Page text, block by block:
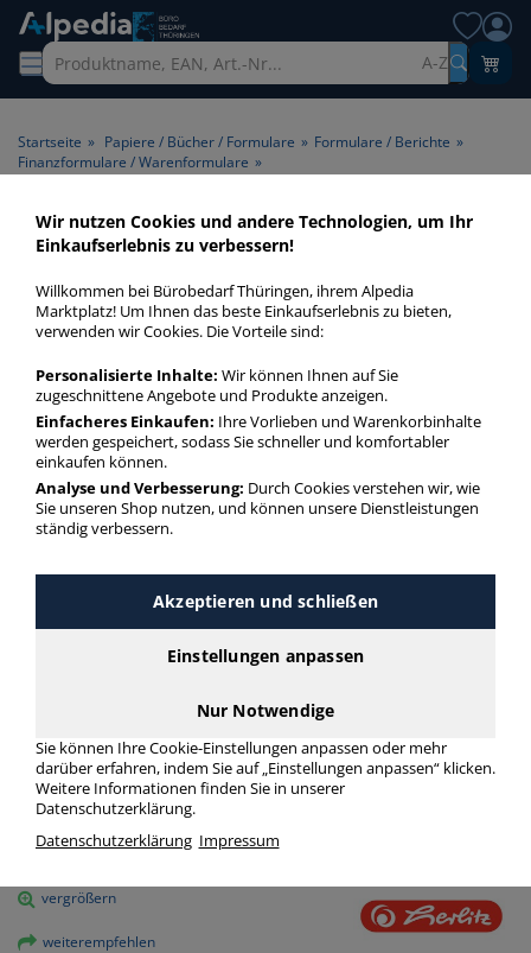
A-Z
Startseite » Papiere / Bücher / Formulare » Formulare / Berichte »
Finanzformulare / Warenformulare »
vergrößern
weiterempfehlen
Wir nutzen Cookies und andere Technologien, um Ihr
Einkaufserlebnis zu verbessern!
Willkommen bei Bürobedarf Thüringen, ihrem Alpedia
Marktplatz! Um Ihnen das beste Einkaufserlebnis zu bieten,
verwenden wir Cookies. Die Vorteile sind:
Personalisierte Inhalte: Wir können Ihnen auf Sie
zugeschnittene Angebote und Produkte anzeigen.
Einfacheres Einkaufen: Ihre Vorlieben und Warenkorbinhalte
werden gespeichert, sodass Sie schneller und komfortabler
einkaufen können.
Analyse und Verbesserung: Durch Cookies verstehen wir, wie
Sie unseren Shop nutzen, und können unsere Dienstleistungen
ständig verbessern.
Akzeptieren und schließen
Einstellungen anpassen
Nur Notwendige
Sie können Ihre Cookie-Einstellungen anpassen oder mehr
darüber erfahren, indem Sie auf „Einstellungen anpassen“ klicken.
Weitere Informationen finden Sie in unserer
Datenschutzerklärung.
Datenschutzerklärung Impressum